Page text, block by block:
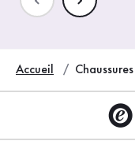
Accueil